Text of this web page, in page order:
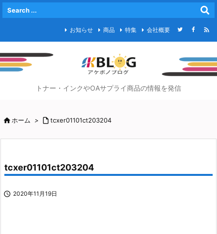
お知らせ 商品 特集 会社概要 
トナー・インクやOAサプライ商品の情報を発信
ホーム >  tcxer01101ct203204
tcxer01101ct203204
 2020年11月19日